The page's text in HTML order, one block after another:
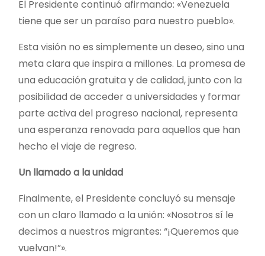
El Presidente continuó afirmando: «Venezuela
tiene que ser un paraíso para nuestro pueblo».
Esta visión no es simplemente un deseo, sino una
meta clara que inspira a millones. La promesa de
una educación gratuita y de calidad, junto con la
posibilidad de acceder a universidades y formar
parte activa del progreso nacional, representa
una esperanza renovada para aquellos que han
hecho el viaje de regreso.
Un llamado a la unidad
Finalmente, el Presidente concluyó su mensaje
con un claro llamado a la unión: «Nosotros sí le
decimos a nuestros migrantes: “¡Queremos que
vuelvan!”».